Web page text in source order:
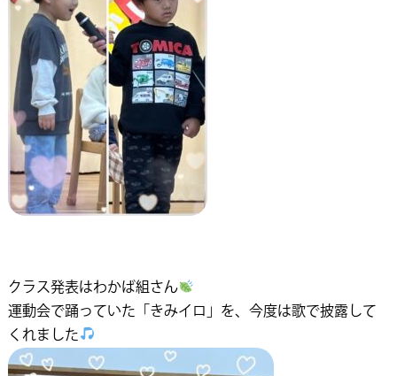
クラス発表はわかば組さん
運動会で踊っていた「きみイロ」を、今度は歌で披露して
くれました